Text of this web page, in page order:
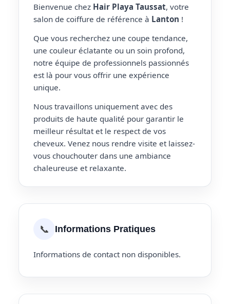
Bienvenue chez Hair Playa Taussat, votre
salon de coiffure de référence à Lanton !
Que vous recherchez une coupe tendance,
une couleur éclatante ou un soin profond,
notre équipe de professionnels passionnés
est là pour vous offrir une expérience
unique.
Nous travaillons uniquement avec des
produits de haute qualité pour garantir le
meilleur résultat et le respect de vos
cheveux. Venez nous rendre visite et laissez-
vous chouchouter dans une ambiance
chaleureuse et relaxante.
📞 Informations Pratiques
Informations de contact non disponibles.